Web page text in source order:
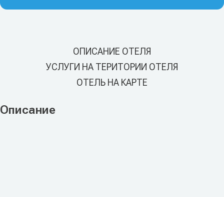
ОПИСАНИЕ ОТЕЛЯ
УСЛУГИ НА ТЕРИТОРИИ ОТЕЛЯ
ОТЕЛЬ НА КАРТЕ
Описание